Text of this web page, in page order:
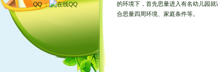
的环境下，首先思量进入有名幼儿园
合思量四周环境、家庭条件等。
QQ ：